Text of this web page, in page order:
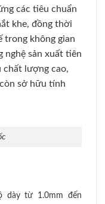
các tiêu chuẩn
khe, đồng thời
trong không gian
nghệ sản xuất tiên
chất lượng cao,
sở hữu tính
dày từ 1.0mm đến